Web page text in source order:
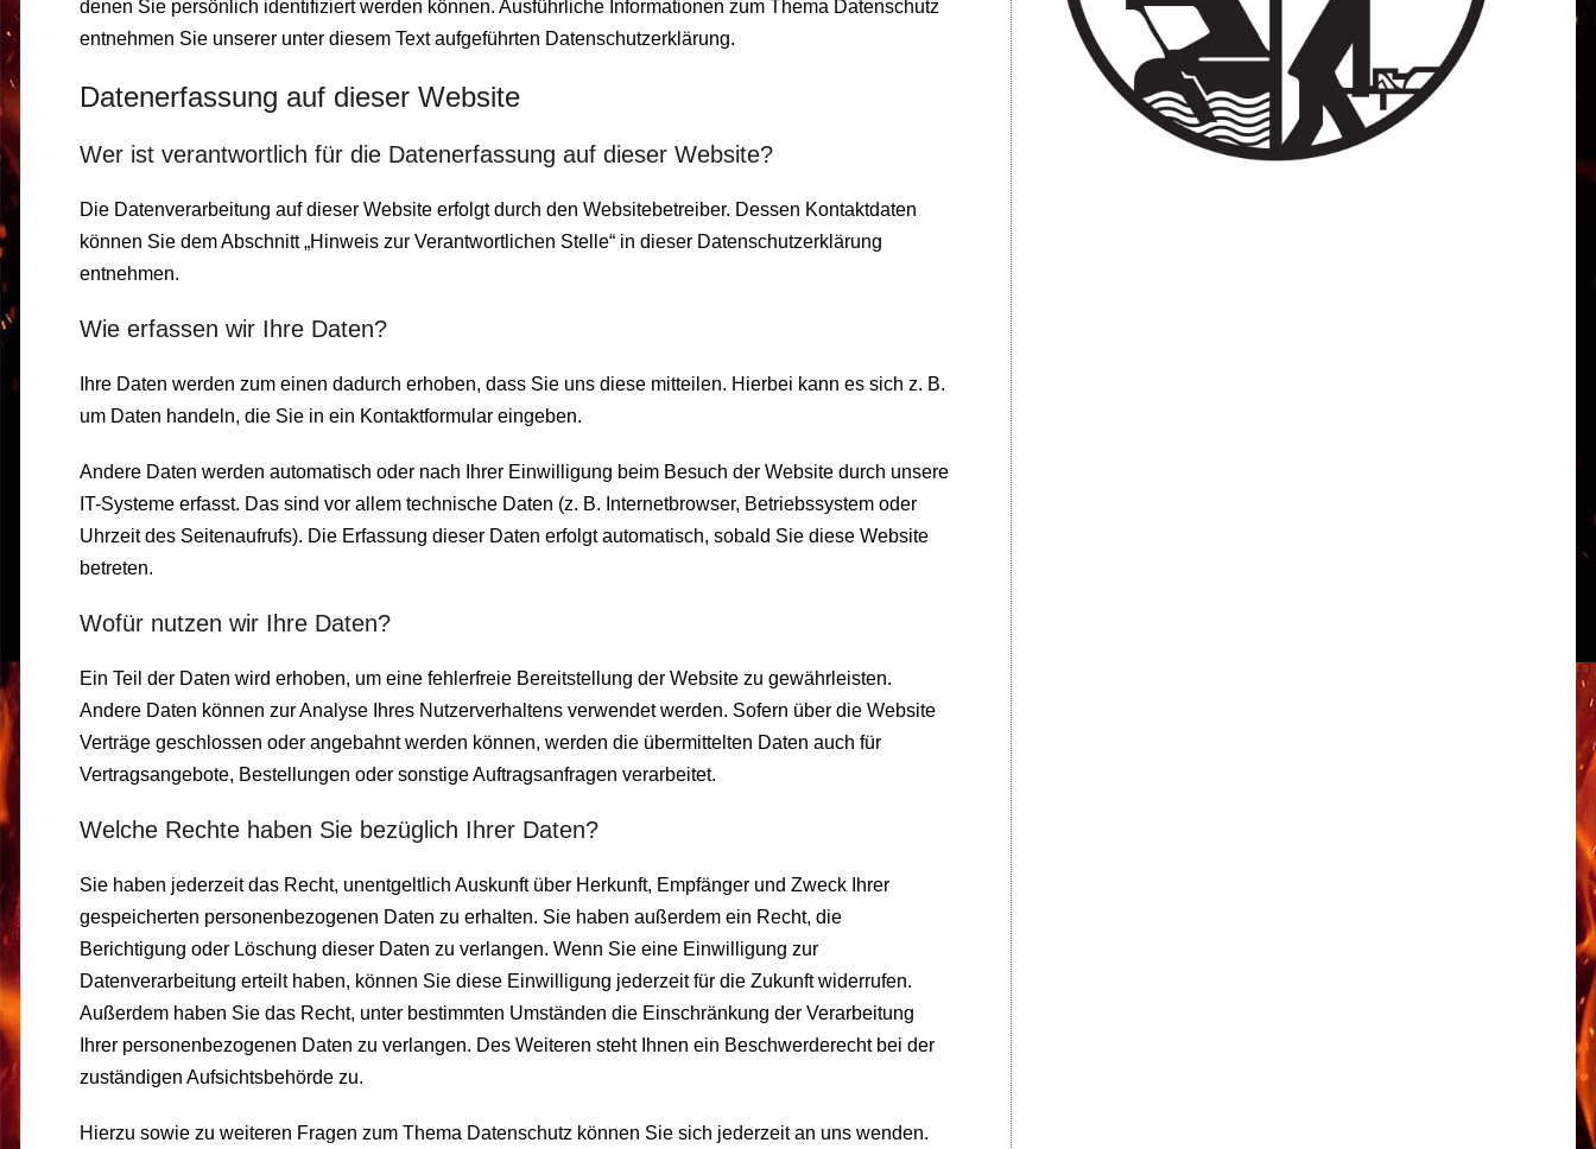
denen Sie persönlich identifiziert werden können. Ausführliche Informationen zum Thema Datenschutz
entnehmen Sie unserer unter diesem Text aufgeführten Datenschutzerklärung.
Datenerfassung auf dieser Website
Wer ist verantwortlich für die Datenerfassung auf dieser Website?
Die Datenverarbeitung auf dieser Website erfolgt durch den Websitebetreiber. Dessen Kontaktdaten
können Sie dem Abschnitt „Hinweis zur Verantwortlichen Stelle“ in dieser Datenschutzerklärung
entnehmen.
Wie erfassen wir Ihre Daten?
Ihre Daten werden zum einen dadurch erhoben, dass Sie uns diese mitteilen. Hierbei kann es sich z. B.
um Daten handeln, die Sie in ein Kontaktformular eingeben.
Andere Daten werden automatisch oder nach Ihrer Einwilligung beim Besuch der Website durch unsere
IT-Systeme erfasst. Das sind vor allem technische Daten (z. B. Internetbrowser, Betriebssystem oder
Uhrzeit des Seitenaufrufs). Die Erfassung dieser Daten erfolgt automatisch, sobald Sie diese Website
betreten.
Wofür nutzen wir Ihre Daten?
Ein Teil der Daten wird erhoben, um eine fehlerfreie Bereitstellung der Website zu gewährleisten.
Andere Daten können zur Analyse Ihres Nutzerverhaltens verwendet werden. Sofern über die Website
Verträge geschlossen oder angebahnt werden können, werden die übermittelten Daten auch für
Vertragsangebote, Bestellungen oder sonstige Auftragsanfragen verarbeitet.
Welche Rechte haben Sie bezüglich Ihrer Daten?
Sie haben jederzeit das Recht, unentgeltlich Auskunft über Herkunft, Empfänger und Zweck Ihrer
gespeicherten personenbezogenen Daten zu erhalten. Sie haben außerdem ein Recht, die
Berichtigung oder Löschung dieser Daten zu verlangen. Wenn Sie eine Einwilligung zur
Datenverarbeitung erteilt haben, können Sie diese Einwilligung jederzeit für die Zukunft widerrufen.
Außerdem haben Sie das Recht, unter bestimmten Umständen die Einschränkung der Verarbeitung
Ihrer personenbezogenen Daten zu verlangen. Des Weiteren steht Ihnen ein Beschwerderecht bei der
zuständigen Aufsichtsbehörde zu.
Hierzu sowie zu weiteren Fragen zum Thema Datenschutz können Sie sich jederzeit an uns wenden.